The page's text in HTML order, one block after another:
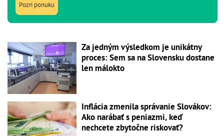
Pozri ponuku
Za jedným výsledkom je unikátny
proces: Sem sa na Slovensku dostane
len málokto
Inflácia zmenila správanie Slovákov:
Ako narábať s peniazmi, keď
nechcete zbytočne riskovať?